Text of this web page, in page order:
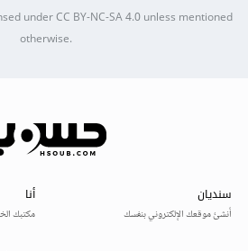
underCC BY-NC-SA 4.0unless mentioned
otherwise.